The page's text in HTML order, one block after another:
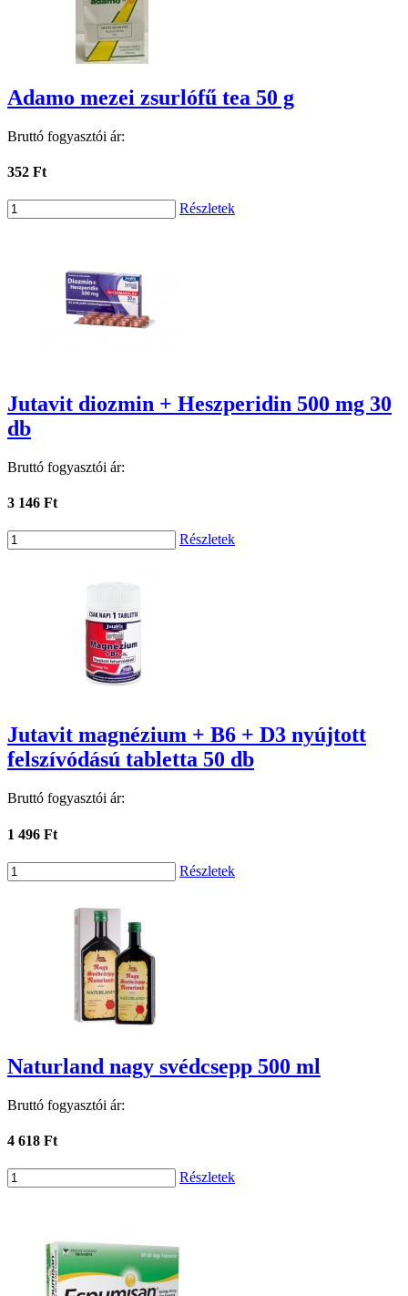
Adamo mezei zsurlófű tea 50 g
Bruttó fogyasztói ár:
352 Ft
Részletek
Jutavit diozmin + Heszperidin 500 mg 30
db
Bruttó fogyasztói ár:
3 146 Ft
Részletek
Jutavit magnézium + B6 + D3 nyújtott
felszívódású tabletta 50 db
Bruttó fogyasztói ár:
1 496 Ft
Részletek
Naturland nagy svédcsepp 500 ml
Bruttó fogyasztói ár:
4 618 Ft
Részletek